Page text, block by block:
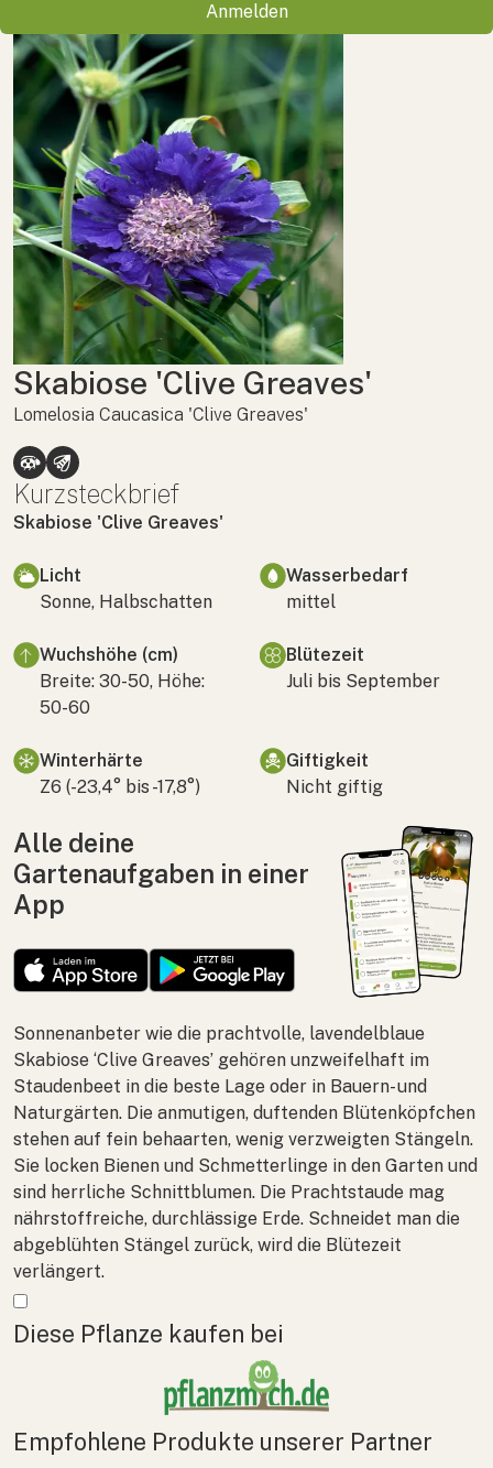
Anmelden
Skabiose 'Clive Greaves'
Lomelosia Caucasica 'Clive Greaves'
Kurzsteckbrief
Skabiose 'Clive Greaves'
Licht
Sonne, Halbschatten
Wasserbedarf
mittel
Wuchshöhe (cm)
Breite: 30-50, Höhe:
50-60
Blütezeit
Juli bis September
Winterhärte
Z6 (-23,4° bis -17,8°)
Giftigkeit
Nicht giftig
Alle deine
Gartenaufgaben in einer
App
Sonnenanbeter wie die prachtvolle, lavendelblaue
Skabiose ‘Clive Greaves’ gehören unzweifelhaft im
Staudenbeet in die beste Lage oder in Bauern- und
Naturgärten. Die anmutigen, duftenden Blütenköpfchen
stehen auf fein behaarten, wenig verzweigten Stängeln.
Sie locken Bienen und Schmetterlinge in den Garten und
sind herrliche Schnittblumen. Die Prachtstaude mag
nährstoffreiche, durchlässige Erde. Schneidet man die
abgeblühten Stängel zurück, wird die Blütezeit
verlängert.
Mehr anzeigen
Diese Pflanze kaufen bei
Empfohlene Produkte unserer Partner